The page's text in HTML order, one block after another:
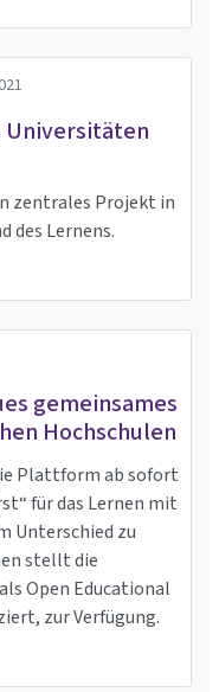
Universitäten
zentrales Projekt in
des Lernens.
gemeinsames
Hochschulen
Plattform ab sofort
für das Lernen mit
Unterschied zu
stellt die
Open Educational
zur Verfügung.